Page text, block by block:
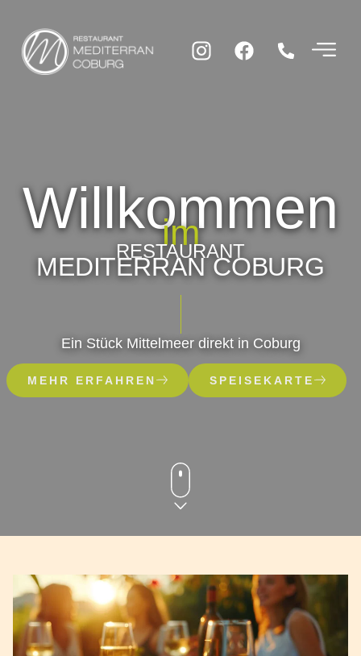
Willkommen
im
RESTAURANT
MEDITERRAN COBURG
Ein Stück Mittelmeer direkt in Coburg
MEHR ERFAHREN SPEISEKARTE